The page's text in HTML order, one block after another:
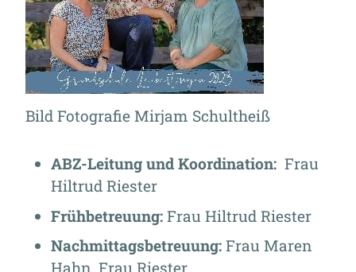
Bild Fotografie Mirjam Schultheiß
ABZ-Leitung und Koordination:Frau
Hiltrud Riester
Frühbetreuung:Frau Hiltrud Riester
Nachmittagsbetreuung: Frau Maren
Hahn, Frau Riester